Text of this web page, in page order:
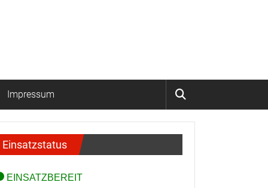
Impressum
Einsatzstatus